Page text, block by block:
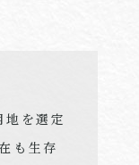
を選定
も生存